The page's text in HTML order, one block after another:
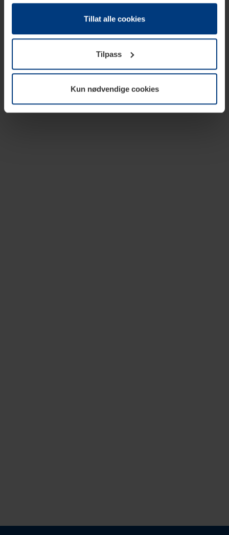
Etter loven kan vi lagre informasjonskapsler på din
datamaskin, hvis disse er absolutt nødvendig for drift av
trenger vi din tillatelse. Du kan når som helst endre eller
tilbakekalle ditt samtykke i forklaringen av
informasjonskapselen på sidenPersonvernerklæringpå
Tillat alle cookies
Tilpass
Kun nødvendige cookies